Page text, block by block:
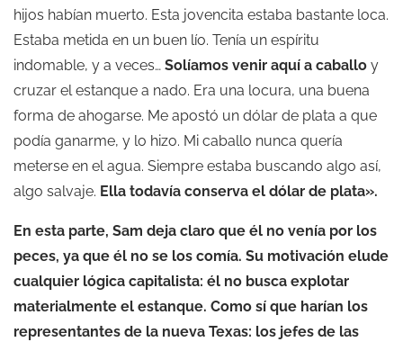
hijos habían muerto. Esta jovencita estaba bastante loca.
Estaba metida en un buen lío. Tenía un espíritu
indomable, y a veces… Solíamos venir aquí a caballo y
cruzar el estanque a nado. Era una locura, una buena
forma de ahogarse. Me apostó un dólar de plata a que
podía ganarme, y lo hizo. Mi caballo nunca quería
meterse en el agua. Siempre estaba buscando algo así,
algo salvaje. Ella todavía conserva el dólar de plata».
En esta parte, Sam deja claro que él no venía por los
peces, ya que él no se los comía. Su motivación elude
cualquier lógica capitalista: él no busca explotar
materialmente el estanque. Como sí que harían los
representantes de la nueva Texas: los jefes de las